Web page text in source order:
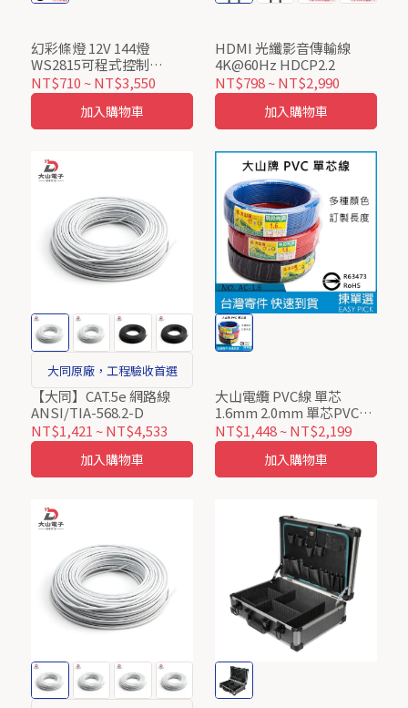
幻彩條燈 12V 144燈
WS2815可程式控制
5050RGB IP65滴膠防水 白
底
NT$710 ~NT$3,550
加入購物車
HDMI 光纖影音傳輸線
4K@60Hz HDCP2.2
NT$798~NT$2,990
加入購物車
大同原廠，工程驗收首選
【大同】CAT.5e 網路線
ANSI/TIA-568.2-D
NT$1,421 ~NT$4,533
加入購物車
大山電纜 PVC線 單芯
1.6mm 2.0mm 單芯PVC線
室內配線 室內電線 家用電
線 整卷售
NT$1,448~NT$2,199
加入購物車